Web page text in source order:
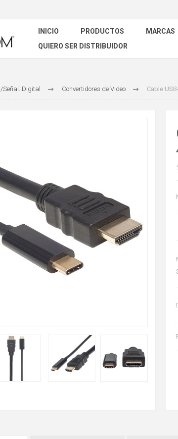
INICIO PRODUCTOS MARCAS
QUIERO SER DISTRIBUIDOR
Señal. Digital Convertidores de Video Cable